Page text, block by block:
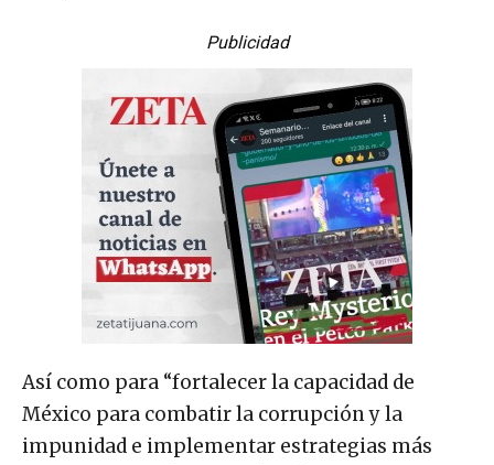
Publicidad
Así como para “fortalecer la capacidad de
México para combatir la corrupción y la
impunidad e implementar estrategias más